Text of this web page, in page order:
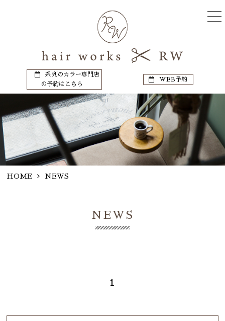
系列のカラー専門店
の予約はこちら
WEB予約
HOME NEWS
NEWS
1